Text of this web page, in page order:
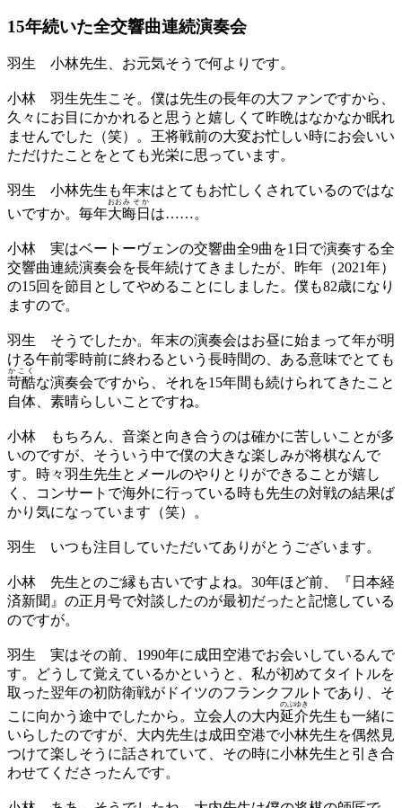
15年続いた全交響曲連続演奏会
羽生 小林先生、お元気そうで何よりです。
小林 羽生先生こそ。僕は先生の長年の大ファンですから、
久々にお目にかかれると思うと嬉しくて昨晩はなかなか眠れ
ませんでした（笑）。王将戦前の大変お忙しい時にお会いい
ただけたことをとても光栄に思っています。
羽生 小林先生も年末はとてもお忙しくされているのではな
いですか。毎年大
おお
晦日
みそか
は……。
小林 実はベートーヴェンの交響曲全9曲を1日で演奏する全
交響曲連続演奏会を長年続けてきましたが、昨年（2021年）
の15回を節目としてやめることにしました。僕も82歳になり
ますので。
羽生 そうでしたか。年末の演奏会はお昼に始まって年が明
ける午前零時前に終わるという長時間の、ある意味でとても
苛酷
かこく
な演奏会ですから、それを15年間も続けられてきたこと
自体、素晴らしいことですね。
小林 もちろん、音楽と向き合うのは確かに苦しいことが多
いのですが、そういう中で僕の大きな楽しみが将棋なんで
す。時々羽生先生とメールのやりとりができることが嬉し
く、コンサートで海外に行っている時も先生の対戦の結果ば
かり気になっています（笑）。
羽生 いつも注目していただいてありがとうございます。
小林 先生とのご縁も古いですよね。30年ほど前、『日本経
済新聞』の正月号で対談したのが最初だったと記憶している
のですが。
羽生 実はその前、1990年に成田空港でお会いしているんで
す。どうして覚えているかというと、私が初めてタイトルを
取った翌年の初防衛戦がドイツのフランクフルトであり、そ
こに向かう途中でしたから。立会人の大内延介
のぶゆき
先生も一緒に
いらしたのですが、大内先生は成田空港で小林先生を偶然見
つけて楽しそうに話されていて、その時に小林先生と引き合
わせてくださったんです。